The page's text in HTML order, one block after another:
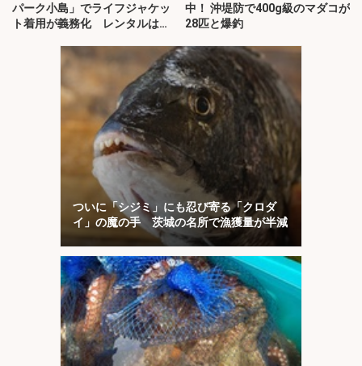
パーク小島」でライフジャケッ
ト着用が義務化 レンタルはオ
中！ 沖堤防で400g級のマダコが
28匹と爆釣
ついに「シジミ」にも忍び寄る「クロダ
イ」の魔の手 茨城の名所で漁獲量が半減